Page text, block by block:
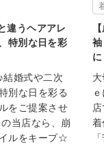
違うヘアアレ
特別な日を彩
婚式や二次
別な日を彩る
をご提案させ
当店なら、崩
ルをキープ☆
袖
着